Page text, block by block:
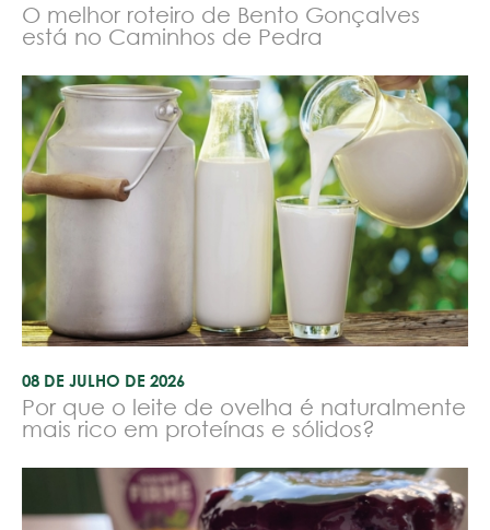
O melhor roteiro de Bento Gonçalves
está no Caminhos de Pedra
08 DE JULHO DE 2026
Por que o leite de ovelha é naturalmente
mais rico em proteínas e sólidos?